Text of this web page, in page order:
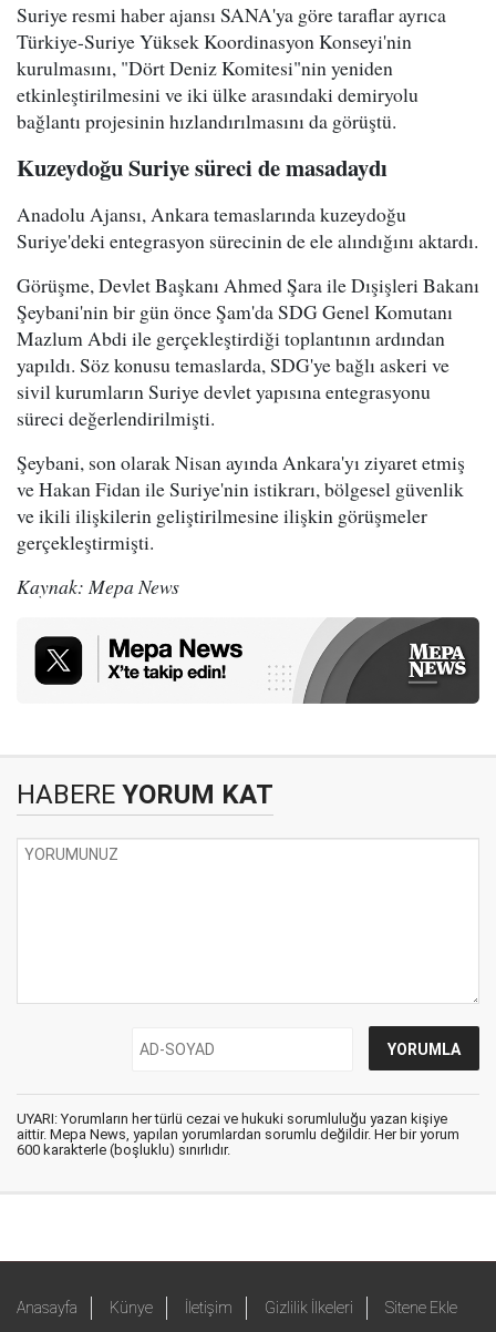
Suriye resmi haber ajansı SANA'ya göre taraflar ayrıca
Türkiye-Suriye Yüksek Koordinasyon Konseyi'nin
kurulmasını, "Dört Deniz Komitesi"nin yeniden
etkinleştirilmesini ve iki ülke arasındaki demiryolu
bağlantı projesinin hızlandırılmasını da görüştü.
Kuzeydoğu Suriye süreci de masadaydı
Anadolu Ajansı, Ankara temaslarında kuzeydoğu
Suriye'deki entegrasyon sürecinin de ele alındığını aktardı.
Görüşme, Devlet Başkanı Ahmed Şara ile Dışişleri Bakanı
Şeybani'nin bir gün önce Şam'da SDG Genel Komutanı
Mazlum Abdi ile gerçekleştirdiği toplantının ardından
yapıldı. Söz konusu temaslarda, SDG'ye bağlı askeri ve
sivil kurumların Suriye devlet yapısına entegrasyonu
süreci değerlendirilmişti.
Şeybani, son olarak Nisan ayında Ankara'yı ziyaret etmiş
ve Hakan Fidan ile Suriye'nin istikrarı, bölgesel güvenlik
ve ikili ilişkilerin geliştirilmesine ilişkin görüşmeler
gerçekleştirmişti.
Kaynak: Mepa News
HABERE YORUM KAT
UYARI: Yorumların her türlü cezai ve hukuki sorumluluğu yazan kişiye
aittir. Mepa News, yapılan yorumlardan sorumlu değildir. Her bir yorum
600 karakterle (boşluklu) sınırlıdır.
Anasayfa Künye İletişim Gizlilik İlkeleri Sitene Ekle